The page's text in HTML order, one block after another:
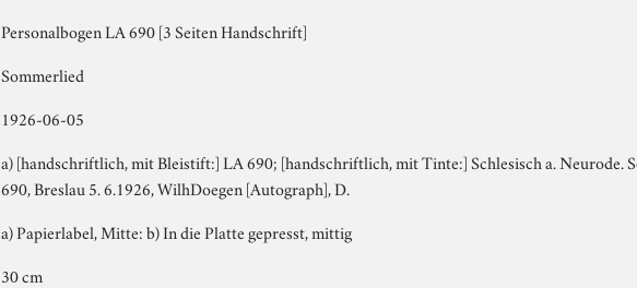
Personalbogen LA 690 [3 Seiten Handschrift]
Sommerlied
1926-06-05
a) [handschriftlich, mit Bleistift:] LA 690; [handschriftlich, mit Tinte:] Schlesisch a. Neurode.
690, Breslau 5. 6.1926, WilhDoegen [Autograph], D.
a) Papierlabel, Mitte: b) In die Platte gepresst, mittig
30 cm